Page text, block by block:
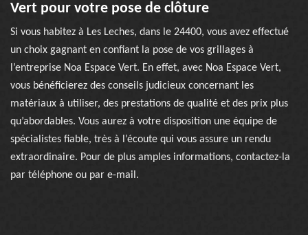
Vert pour votre pose de clôture
Si vous habitez à Les Leches, dans le 24400, vous avez effectué
un choix gagnant en confiant la pose de vos grillages à
l’entreprise Noa Espace Vert. En effet, avec Noa Espace Vert,
vous bénéficierez des conseils judicieux concernant les
matériaux à utiliser, des prestations de qualité et des prix plus
qu’abordables. Vous aurez à votre disposition une équipe de
spécialistes fiable, très à l’écoute qui vous assure un rendu
extraordinaire. Pour de plus amples informations, contactez-la
par téléphone ou par e-mail.